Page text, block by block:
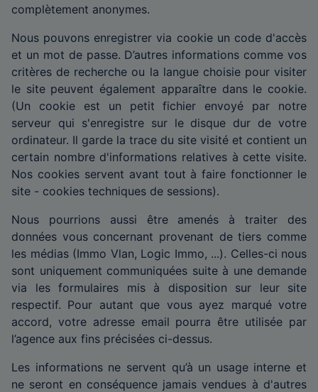
complètement anonymes.
Nous pouvons enregistrer via cookie un code d'accès
et un mot de passe. D’autres informations comme vos
critères de recherche ou la langue choisie pour visiter
le site peuvent également apparaître dans le cookie.
(Un cookie est un petit fichier envoyé par notre
serveur qui s'enregistre sur le disque dur de votre
ordinateur. Il garde la trace du site visité et contient un
certain nombre d'informations relatives à cette visite.
Nos cookies servent avant tout à faire fonctionner le
site - cookies techniques de sessions).
Nous pourrions aussi être amenés à traiter des
données vous concernant provenant de tiers comme
les médias (Immo Vlan, Logic Immo, ...). Celles-ci nous
sont uniquement communiquées suite à une demande
via les formulaires mis à disposition sur leur site
respectif. Pour autant que vous ayez marqué votre
accord, votre adresse email pourra être utilisée par
l’agence aux fins précisées ci-dessus.
Les informations ne servent qu’à un usage interne et
ne seront en conséquence jamais vendues à d'autres